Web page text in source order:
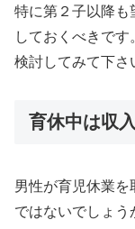
特に第２子以降も
しておくべきで
検討してみて下さ
育休中は収
男性が育児休業を
ではないでしょう